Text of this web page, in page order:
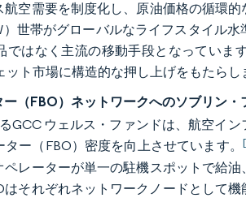
空需要を制度化し、原油価格の循環
）世帯がグローバルなライフスタイル
ではなく主流の移動手段となっていま
ト市場に構造的な押し上げをもたらし
（FBO）ネットワークへのソブリン・
GCC ウェルス・ファンドは、航空イ
ー（FBO）密度を向上させています。
ペレーターが単一の駐機スポットで給
それぞれネットワークノードとして